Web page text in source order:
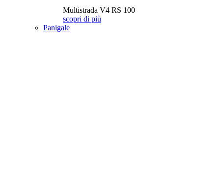
Multistrada V4 RS 100
scopri di più
Panigale